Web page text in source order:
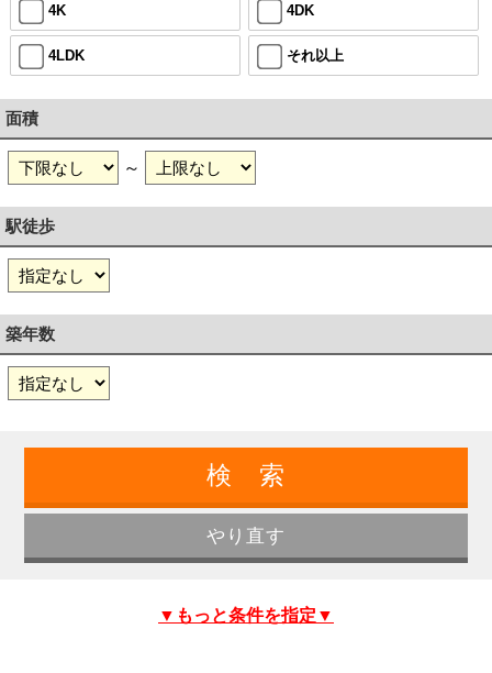
4K 4DK
4LDK それ以上
面積
～
駅徒歩
築年数
▼もっと条件を指定▼